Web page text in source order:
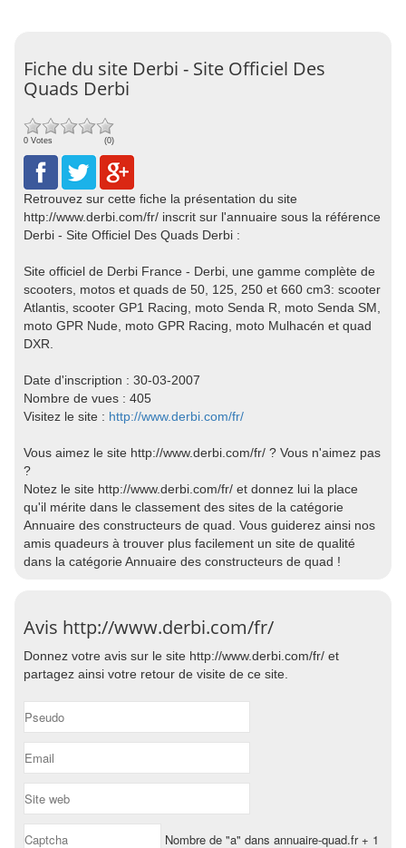
Fiche du site Derbi - Site Officiel Des
Quads Derbi
0 Votes (0)
Retrouvez sur cette fiche la présentation du site
http://www.derbi.com/fr/ inscrit sur l'annuaire sous la référence
Derbi - Site Officiel Des Quads Derbi :
Site officiel de Derbi France - Derbi, une gamme complète de
scooters, motos et quads de 50, 125, 250 et 660 cm3: scooter
Atlantis, scooter GP1 Racing, moto Senda R, moto Senda SM,
moto GPR Nude, moto GPR Racing, moto Mulhacén et quad
DXR.
Date d'inscription : 30-03-2007
Nombre de vues : 405
Visitez le site : http://www.derbi.com/fr/
Vous aimez le site http://www.derbi.com/fr/ ? Vous n'aimez pas
?
Notez le site http://www.derbi.com/fr/ et donnez lui la place
qu'il mérite dans le classement des sites de la catégorie
Annuaire des constructeurs de quad. Vous guiderez ainsi nos
amis quadeurs à trouver plus facilement un site de qualité
dans la catégorie Annuaire des constructeurs de quad !
Avis http://www.derbi.com/fr/
Donnez votre avis sur le site http://www.derbi.com/fr/ et
partagez ainsi votre retour de visite de ce site.
Nombre de "a" dans annuaire-quad.fr + 1